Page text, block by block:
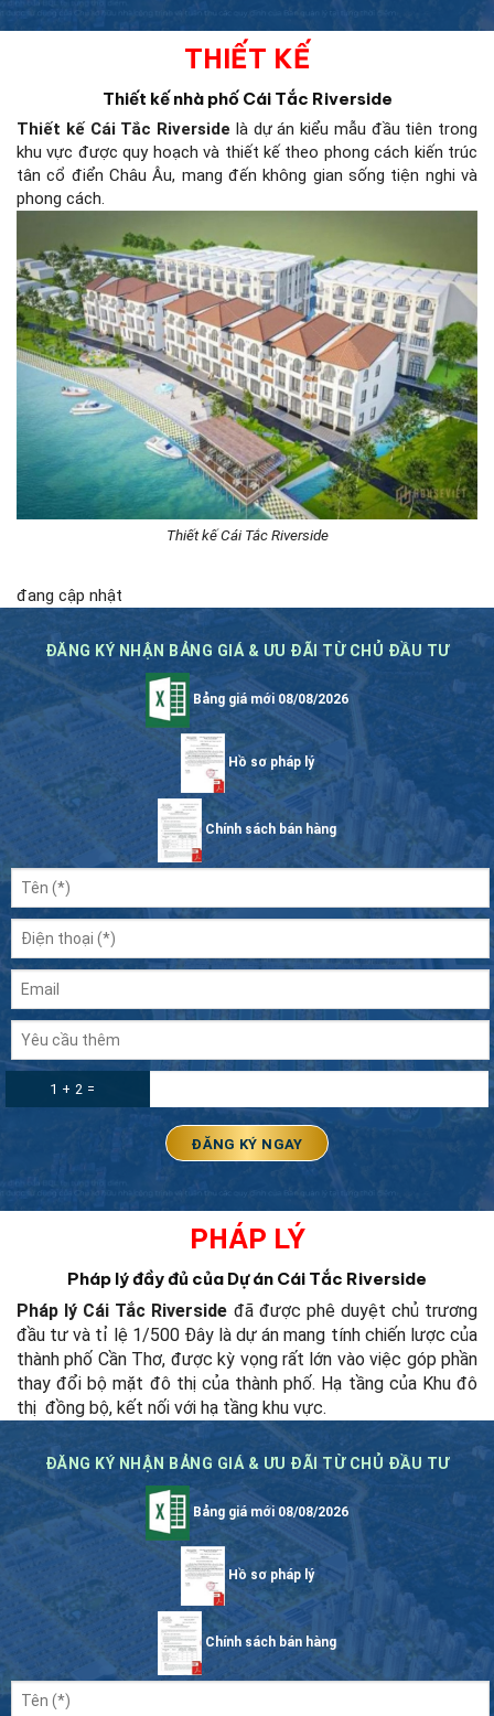
THIẾT KẾ
Thiết kế nhà phố Cái Tắc Riverside
Thiết kế Cái Tắc Riverside là dự án kiểu mẫu đầu tiên trong
khu vực được quy hoạch và thiết kế theo phong cách kiến ​​trúc
tân cổ điển Châu Âu, mang đến không gian sống tiện nghi và
phong cách.
Thiết kế Cái Tắc Riverside
đang cập nhật
ĐĂNG KÝ NHẬN BẢNG GIÁ & ƯU ĐÃI TỪ CHỦ ĐẦU TƯ
Bảng giá mới 08/08/2026
Hồ sơ pháp lý
Chính sách bán hàng
1 + 2 =
PHÁP LÝ
Pháp lý đầy đủ của Dự án Cái Tắc Riverside
Pháp lý Cái Tắc Riverside đã được phê duyệt chủ trương
đầu tư và tỉ lệ 1/500 Đây là dự án mang tính chiến lược của
thành phố Cần Thơ, được kỳ vọng rất lớn vào việc góp phần
thay đổi bộ mặt đô thị của thành phố. Hạ tầng của Khu đô
thị đồng bộ, kết nối với hạ tầng khu vực.
ĐĂNG KÝ NHẬN BẢNG GIÁ & ƯU ĐÃI TỪ CHỦ ĐẦU TƯ
Bảng giá mới 08/08/2026
Hồ sơ pháp lý
Chính sách bán hàng